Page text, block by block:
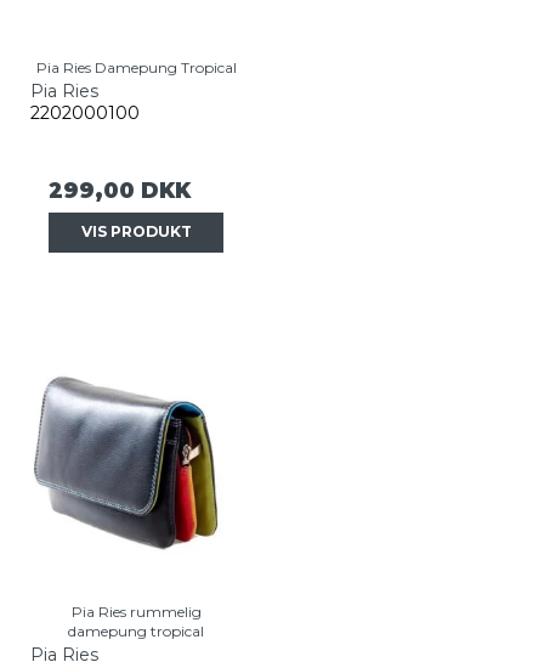
Pia Ries Damepung Tropical
Pia Ries
2202000100
299,00 DKK
VIS PRODUKT
Pia Ries rummelig
damepung tropical
Pia Ries